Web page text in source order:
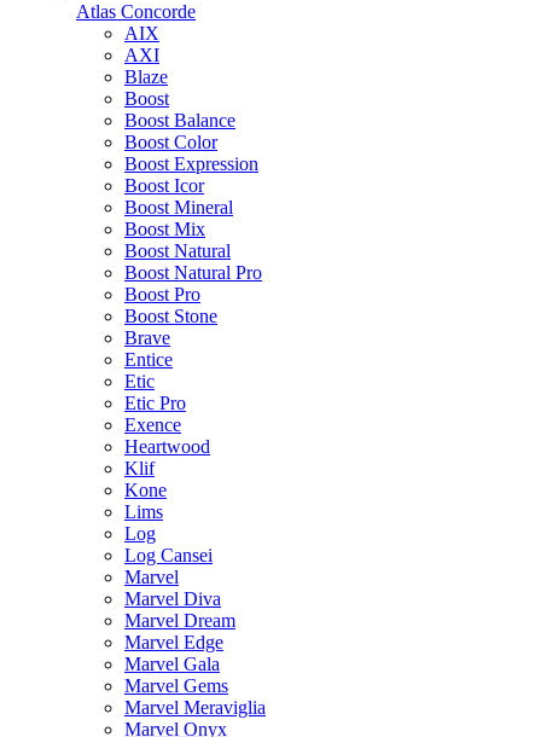
Atlas Concorde
AIX
AXI
Blaze
Boost
Boost Balance
Boost Color
Boost Expression
Boost Icor
Boost Mineral
Boost Mix
Boost Natural
Boost Natural Pro
Boost Pro
Boost Stone
Brave
Entice
Etic
Etic Pro
Exence
Heartwood
Klif
Kone
Lims
Log
Log Cansei
Marvel
Marvel Diva
Marvel Dream
Marvel Edge
Marvel Gala
Marvel Gems
Marvel Meraviglia
Marvel Onyx